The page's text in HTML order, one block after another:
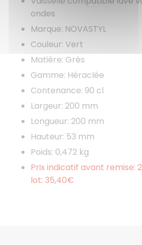
ondes
Marque: NOVASTYL
Couleur: Vert
Matière: Grès
Gamme: Héraclée
Contenance: 90 cl
Largeur: 200 mm
Longueur: 200 mm
Hauteur: 53 mm
Poids: 0,472 kg
Prix indicatif avant remise:
lot: 35,40€